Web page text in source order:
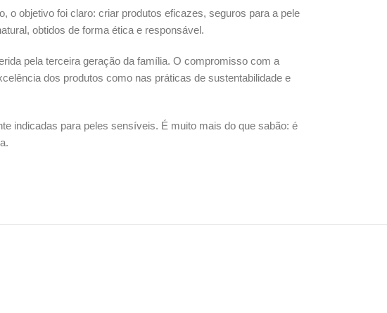
o objetivo foi claro: criar produtos eficazes, seguros para a pele
obtidos de forma ética e responsável.
pela terceira geração da família. O compromisso com a
dos produtos como nas práticas de sustentabilidade e
indicadas para peles sensíveis. É muito mais do que sabão: é